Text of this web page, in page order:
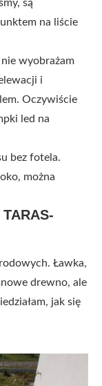
są
na liście
wyobrażam
i
Oczywiście
led na
bez fotela.
można
Ławka,
drewno, ale
jak się